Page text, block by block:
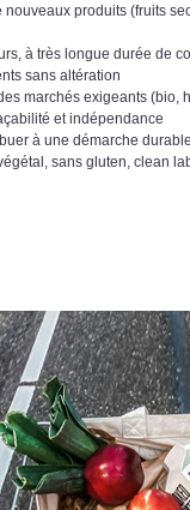
produits (fruits
à très longue durée de
sans altération
marchés exigeants (bio,
et indépendance
à une démarche durable
sans gluten, clean